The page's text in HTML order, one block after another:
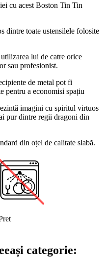
cu acest Boston Tin Tin
dintre toate ustensilele folosite
lui de catre orice
sau profesionist.
de metal pot fi
pentru a economisi spațiu
imagini cu spiritul virtuos
pur dintre regii dragoni din
din oțel de calitate slabă.
categorie: